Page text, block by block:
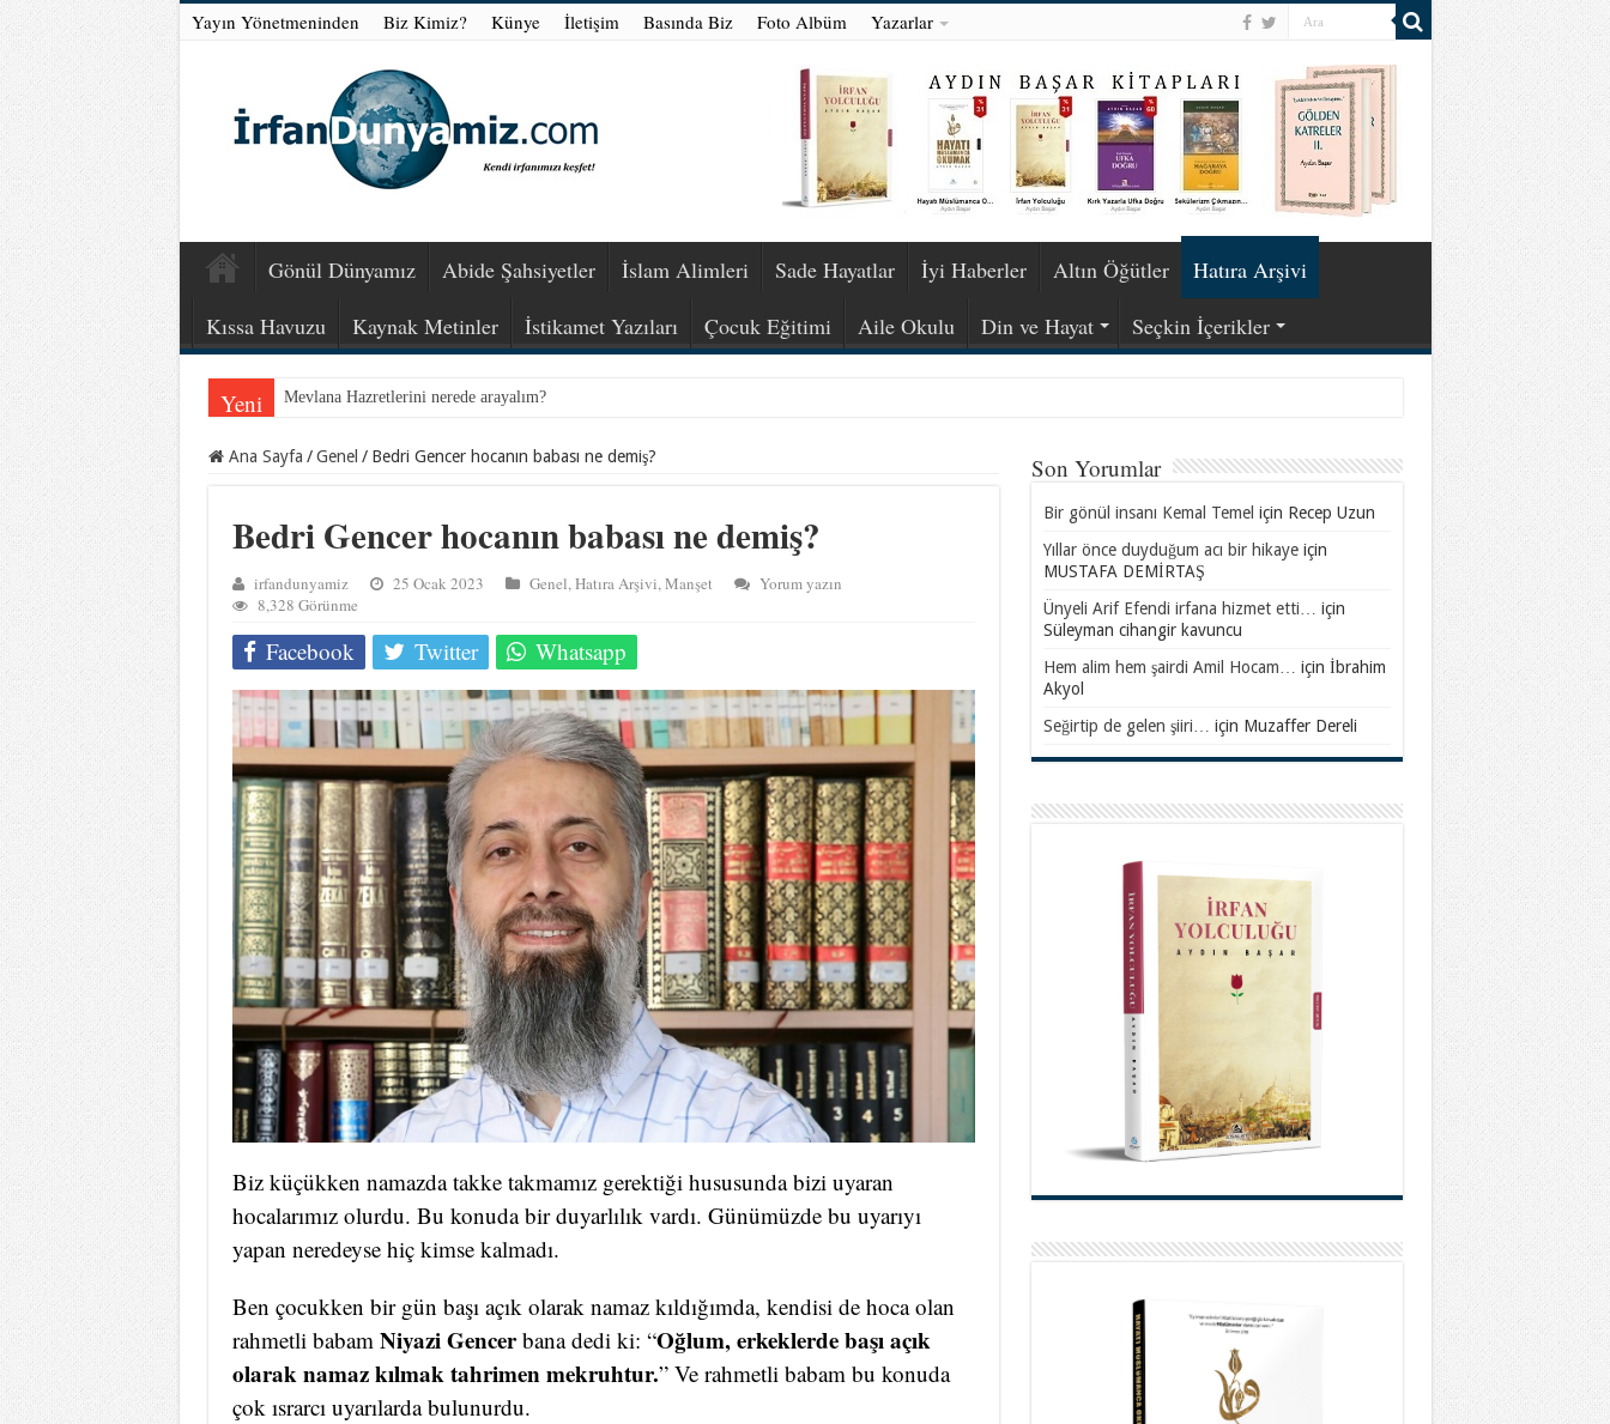
Yayın Yönetmeninden Biz Kimiz? Künye İletişim Basında Biz Foto Albüm Yazarlar
Gönül Dünyamız Abide Şahsiyetler İslam Alimleri Sade Hayatlar İyi Haberler Altın Öğütler
Hatıra Arşivi
Kıssa Havuzu
Kaynak Metinler İstikamet Yazıları Çocuk Eğitimi Aile Okulu Din ve Hayat Seçkin İçerikler
Yeni Mevlana Hazretlerini nerede arayalım?
İnancından koparılan gençlerin vebali kimin?
Ana Sayfa / Genel / Bedri Gencer hocanın babası ne demiş?
Bedri Gencer hocanın babası ne demiş?
irfandunyamiz 25 Ocak 2023 Genel,Hatıra Arşivi,Manşet
Yorum yazın
8,328 Görünme
Facebook Twitter Whatsapp
Biz küçükken namazda takke takmamız gerektiği hususunda bizi uyaran
hocalarımız olurdu. Bu konuda bir duyarlılık vardı. Günümüzde bu uyarıyı
yapan neredeyse hiç kimse kalmadı.
Ben çocukken bir gün başı açık olarak namaz kıldığımda, kendisi de hoca olan
rahmetli babam Niyazi Gencerbana dedi ki: “Oğlum, erkeklerde başı açık
olarak namaz kılmak tahrimen mekruhtur.” Ve rahmetli babam bu konuda
çok ısrarcı uyarılarda bulunurdu.
Son Yorumlar
Bir gönül insanı Kemal Temel için Recep Uzun
Yıllar önce duyduğum acı bir hikayeiçin
MUSTAFA DEMİRTAŞ
Ünyeli Arif Efendi irfana hizmet etti…
için
Süleyman cihangir kavuncu
Hem alim hem şairdi Amil Hocam…
için İbrahim
Akyol
Seğirtip de gelen şiiri…
için Muzaffer Dereli